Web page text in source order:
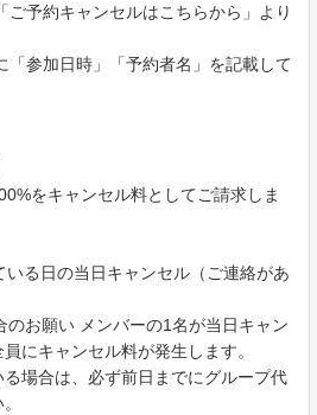
予約キャンセルはこちらから」より
「参加日時」「予約者名」を記載して
をキャンセル料としてご請求しま
いる日の当日キャンセル（ご連絡があ
お願い メンバーの1名が当日キャン
にキャンセル料が発生します。
場合は、必ず前日までにグループ代